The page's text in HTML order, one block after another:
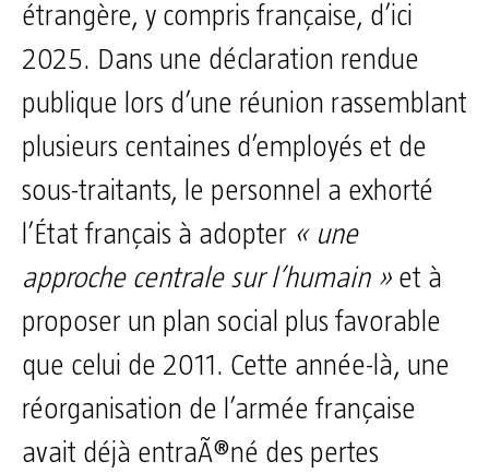
étrangère, y compris française, d’ici
2025. Dans une déclaration rendue
publique lors d’une réunion rassemblant
plusieurs centaines d’employés et de
sous-traitants, le personnel a exhorté
l’État français à adopter « une
approche centrale sur l’humain » et à
proposer un plan social plus favorable
que celui de 2011. Cette année-là, une
réorganisation de l’armée française
avait déjà entraÃ®né des pertes